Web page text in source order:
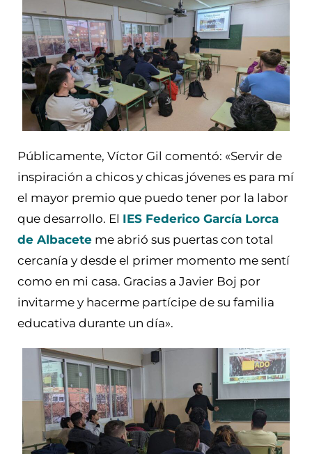
Públicamente, Víctor Gil comentó: «Servir de
inspiración a chicos y chicas jóvenes es para mí
el mayor premio que puedo tener por la labor
que desarrollo. El IES Federico García Lorca
de Albacete me abrió sus puertas con total
cercanía y desde el primer momento me sentí
como en mi casa. Gracias a Javier Boj por
invitarme y hacerme partícipe de su familia
educativa durante un día».